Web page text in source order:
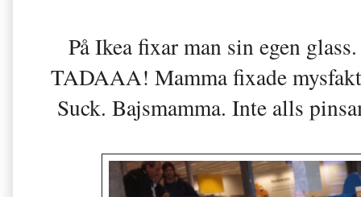
På Ikea fixar man sin egen
TADAAA! Mamma fixade
Suck. Bajsmamma. Inte alls